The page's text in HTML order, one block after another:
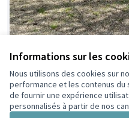
Informations sur les
Nous utilisons des cookies sur
performance et les contenus
de fournir une expérience
personnalisés à partir de nos
18 - Un jardin pour
Citoyen
Nous proposons
ludique pour tous ! Un